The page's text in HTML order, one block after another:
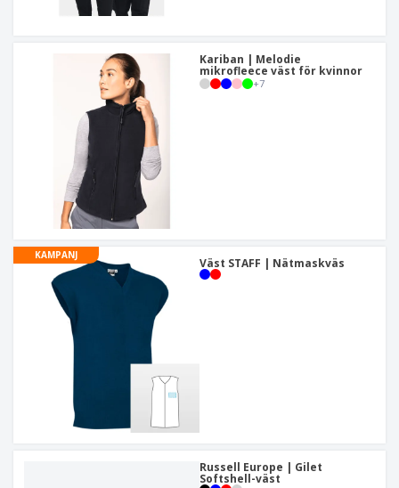
Kariban | Melodie
mikrofleece väst för kvinnor
+7
KAMPANJ
Väst STAFF | Nätmaskväs
Russell Europe | Gilet
Softshell-väst